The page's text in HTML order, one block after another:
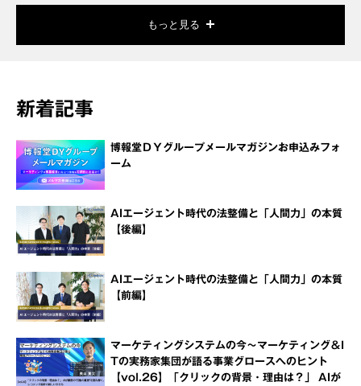
もっと見る
新着記事
博報堂ＤＹグループメールマガジンお申込みフォ
ーム
AIエージェント時代の法整備と「人間力」の本質
【後編】
AIエージェント時代の法整備と「人間力」の本質
【前編】
マーケティングシステムの今～マーケティング＆I
Tの実務家集団が語る事業グロースへのヒント
【vol.26】「クリックの背景・理由は？」 AIが